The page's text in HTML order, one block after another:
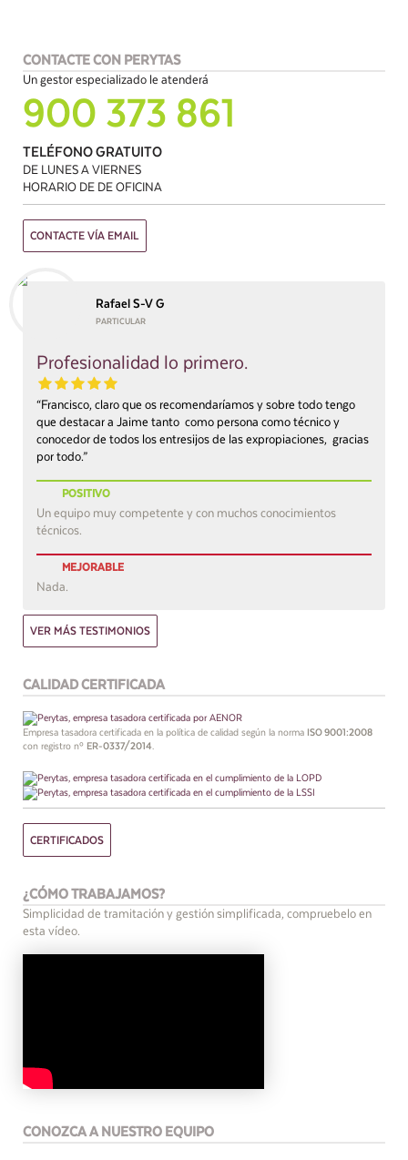
CONTACTE CON PERYTAS
Un gestor especializado le atenderá
900 373 861
TELÉFONO GRATUITO
DE LUNES A VIERNES
HORARIO DE DE OFICINA
CONTACTE VÍA EMAIL
Rafael S-V G
PARTICULAR
Profesionalidad lo primero.
“Francisco, claro que os recomendaríamos y sobre todo tengo
que destacar a Jaime tanto como persona como técnico y
conocedor de todos los entresijos de las expropiaciones, gracias
por todo.”
POSITIVO
Un equipo muy competente y con muchos conocimientos
técnicos.
MEJORABLE
Nada.
VER MÁS TESTIMONIOS
CALIDAD CERTIFICADA
Empresa tasadora certificada en la política de calidad según la norma ISO 9001:2008
con registro nº ER-0337/2014.
CERTIFICADOS
¿CÓMO TRABAJAMOS?
Simplicidad de tramitación y gestión simplificada, compruebelo en
esta vídeo.
CONOZCA A NUESTRO EQUIPO